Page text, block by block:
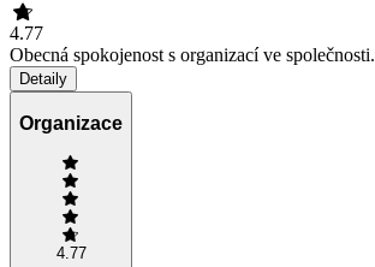
4.77
Obecná spokojenost s organizací ve společnosti.
Detaily
Organizace
4.77